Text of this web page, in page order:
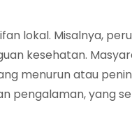
lokal. Misalnya,
kesehatan.
menurun atau
pengalaman, yang